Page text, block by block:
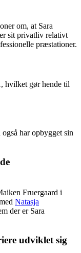
om, at Sara
sit privatliv relativt
præstationer.
hvilket gør hende til
har opbygget sin
Fruergaard i
Natasja
der er Sara
udviklet sig